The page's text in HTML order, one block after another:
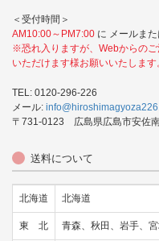
＜受付時間＞
AM10:00～PM7:00 に メールま
※恐れ入りますが、Webからの
いただけます様お願いいたします
TEL: 0120-296-226
メール:
〒731-0123 広島県広島市安佐
送料について
北海道 北海道
東 北 青森、秋田、岩手、